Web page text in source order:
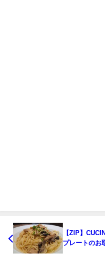
【ZIP】
プレートのお